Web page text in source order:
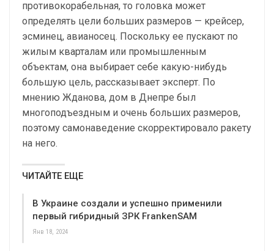
противокорабельная, то головка может
определять цели больших размеров — крейсер,
эсминец, авианосец. Поскольку ее пускают по
жилым кварталам или промышленным
объектам, она выбирает себе какую-нибудь
большую цель, рассказывает эксперт. По
мнению Жданова, дом в Днепре был
многоподъездным и очень больших размеров,
поэтому самонаведение скорректировало ракету
на него.
ЧИТАЙТЕ ЕЩЕ
В Украине создали и успешно применили
первый гибридный ЗРК FrankenSAM
Янв 18, 2024